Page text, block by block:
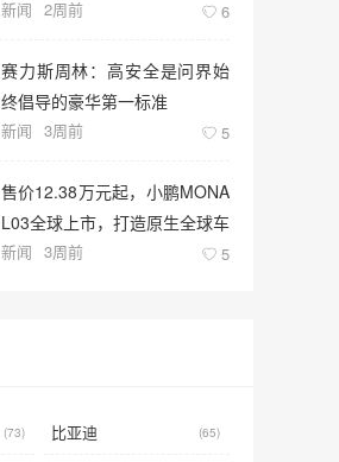
级新标准
新闻 2周前 6
赛力斯周林：高安全是问界始
终倡导的豪华第一标准
新闻 3周前 5
售价12.38万元起，小鹏MONA
L03全球上市，打造原生全球车
型新标杆
新闻 3周前 5
(73) 比亚迪 (65)